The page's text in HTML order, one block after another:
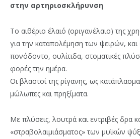
στην αρτηριοσκλήρυνση
Το αιθέριο έλαιό (οριγανέλαιο) της
για την καταπολέμηση των ψειρών, και
πονόδοντο, ουλίτιδα, στοματικές
φορές την ημέρα.
Οι βλαστοί της ρίγανης, ως
μώλωπες και πρηξίματα.
Με πλύσεις, λουτρά και εντριβές δρα
«στραβολαιμιάσματος» των μυϊκών